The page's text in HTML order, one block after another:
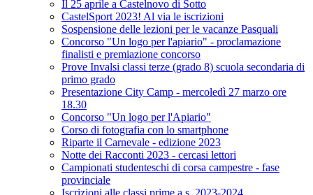
Il 25 aprile a Castelnovo di Sotto
CastelSport 2023! Al via le iscrizioni
Sospensione delle lezioni per le vacanze Pasquali
Concorso "Un logo per l'apiario" - proclamazione
finalisti e premiazione concorso
Prove Invalsi classi terze (grado 8) scuola secondaria di
primo grado
Presentazione City Camp - mercoledì 27 marzo ore
18.30
Concorso "Un logo per l'Apiario"
Corso di fotografia con lo smartphone
Riparte il Carnevale - edizione 2023
Notte dei Racconti 2023 - cercasi lettori
Campionati studenteschi di corsa campestre - fase
provinciale